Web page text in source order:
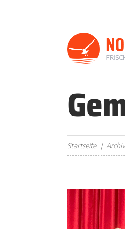
Startseite Archiv